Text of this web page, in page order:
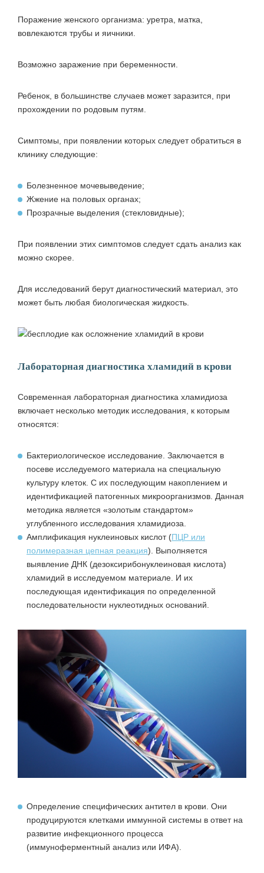
Поражение женского организма: уретра, матка,
вовлекаются трубы и яичники.
Возможно заражение при беременности.
Ребенок, в большинстве случаев может заразится, при
прохождении по родовым путям.
Симптомы, при появлении которых следует обратиться в
клинику следующие:
Болезненное мочевыведение;
Жжение на половых органах;
Прозрачные выделения (стекловидные);
При появлении этих симптомов следует сдать анализ как
можно скорее.
Для исследований берут диагностический материал, это
может быть любая биологическая жидкость.
Лабораторная диагностика хламидий в крови
Современная лабораторная диагностика хламидиоза
включает несколько методик исследования, к которым
относятся:
Бактериологическое исследование. Заключается в
посеве исследуемого материала на специальную
культуру клеток. С их последующим накоплением и
идентификацией патогенных микроорганизмов. Данная
методика является «золотым стандартом»
углубленного исследования хламидиоза.
Амплификация нуклеиновых кислот (ПЦР или
полимеразная цепная реакция). Выполняется
выявление ДНК (дезоксирибонуклеиновая кислота)
хламидий в исследуемом материале. И их
последующая идентификация по определенной
последовательности нуклеотидных оснований.
Определение специфических антител в крови. Они
продуцируются клетками иммунной системы в ответ на
развитие инфекционного процесса
(иммуноферментный анализ или ИФА).